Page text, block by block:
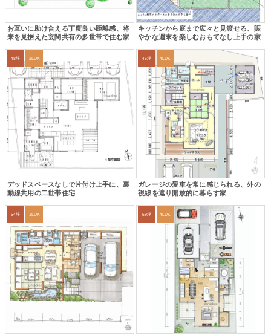
お互いに助け合える丁度良い距離感、将
来を見据えた玄関共有の多世帯で住む家
キッチンから庭まで広々と見渡せる、賑
やかな週末を楽しむおもてなし上手の家
48坪 2LDK
デッドスペースなしで片付け上手に、裏
動線共用の二世帯住宅
46坪 4LDK
ガレージの愛車を常に感じられる、外の
視線を遮り開放的に暮らす家
64坪 1LDK 59坪 4LDK